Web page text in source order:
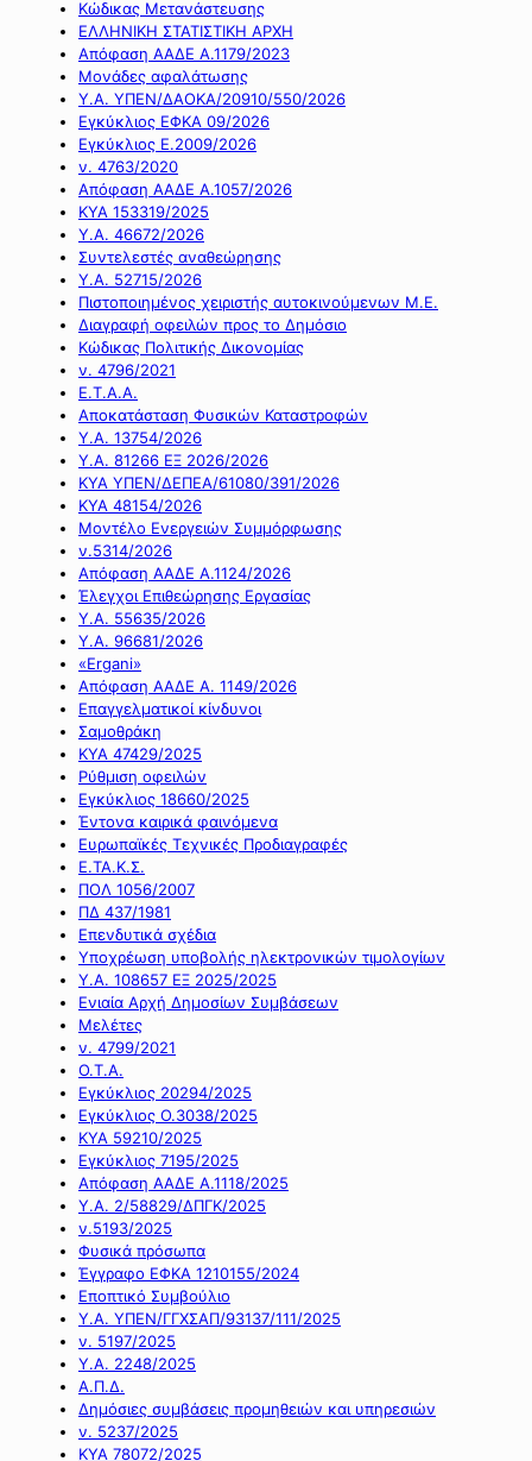
Κώδικας Μετανάστευσης
ΕΛΛΗΝΙΚΗ ΣΤΑΤΙΣΤΙΚΗ ΑΡΧΗ
Απόφαση ΑΑΔΕ Α.1179/2023
Μονάδες αφαλάτωσης
Υ.Α. ΥΠΕΝ/ΔΑΟΚΑ/20910/550/2026
Εγκύκλιος ΕΦΚΑ 09/2026
Εγκύκλιος Ε.2009/2026
ν. 4763/2020
Απόφαση ΑΑΔΕ Α.1057/2026
ΚΥΑ 153319/2025
Υ.Α. 46672/2026
Συντελεστές αναθεώρησης
Υ.Α. 52715/2026
Πιστοποιημένος χειριστής αυτοκινούμενων Μ.Ε.
Διαγραφή οφειλών προς το Δημόσιο
Κώδικας Πολιτικής Δικονομίας
ν. 4796/2021
Ε.Τ.Α.Α.
Αποκατάσταση Φυσικών Καταστροφών
Υ.Α. 13754/2026
Υ.Α. 81266 ΕΞ 2026/2026
ΚΥΑ ΥΠΕΝ/ΔΕΠΕΑ/61080/391/2026
ΚΥΑ 48154/2026
Μοντέλο Ενεργειών Συμμόρφωσης
ν.5314/2026
Απόφαση ΑΑΔΕ Α.1124/2026
Έλεγχοι Επιθεώρησης Εργασίας
Υ.Α. 55635/2026
Υ.Α. 96681/2026
«Ergani»
Απόφαση ΑΑΔΕ Α. 1149/2026
Επαγγελματικοί κίνδυνοι
Σαμοθράκη
ΚΥΑ 47429/2025
Ρύθμιση οφειλών
Εγκύκλιος 18660/2025
Έντονα καιρικά φαινόμενα
Ευρωπαϊκές Τεχνικές Προδιαγραφές
Ε.ΤΑ.Κ.Σ.
ΠΟΛ 1056/2007
ΠΔ 437/1981
Επενδυτικά σχέδια
Υποχρέωση υποβολής ηλεκτρονικών τιμολογίων
Υ.Α. 108657 ΕΞ 2025/2025
Ενιαία Αρχή Δημοσίων Συμβάσεων
Μελέτες
ν. 4799/2021
Ο.Τ.Α.
Εγκύκλιος 20294/2025
Εγκύκλιος Ο.3038/2025
ΚΥΑ 59210/2025
Εγκύκλιος 7195/2025
Απόφαση ΑΑΔΕ Α.1118/2025
Υ.Α. 2/58829/ΔΠΓΚ/2025
ν.5193/2025
Φυσικά πρόσωπα
Έγγραφο ΕΦΚΑ 1210155/2024
Εποπτικό Συμβούλιο
Υ.Α. ΥΠΕΝ/ΓΓΧΣΑΠ/93137/111/2025
ν. 5197/2025
Υ.Α. 2248/2025
Α.Π.Δ.
Δημόσιες συμβάσεις προμηθειών και υπηρεσιών
ν. 5237/2025
ΚΥΑ 78072/2025